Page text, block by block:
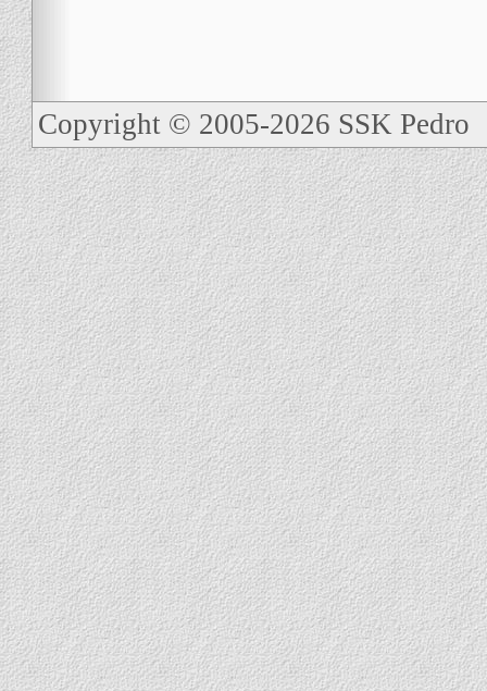
Copyright © 2005-2026 SSK Pedro